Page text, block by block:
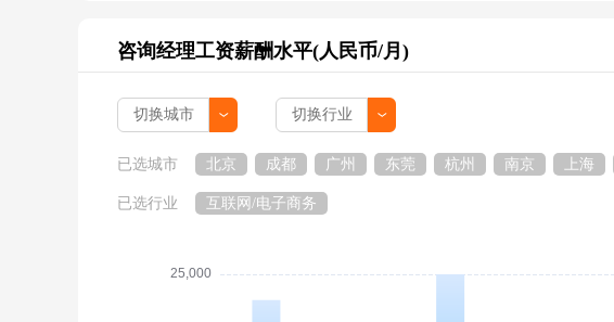
咨询经理工资薪酬水平(人民币/月)
已选城市 北京 成都 广州 东莞 杭州 南京 上海
已选行业 互联网/电子商务